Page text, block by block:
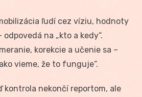
ľudí cez víziu, hodnoty
na „kto a kedy“.
meranie, korekcie a učenie sa –
vieme, že to funguje“.
kontrola nekončí reportom, ale